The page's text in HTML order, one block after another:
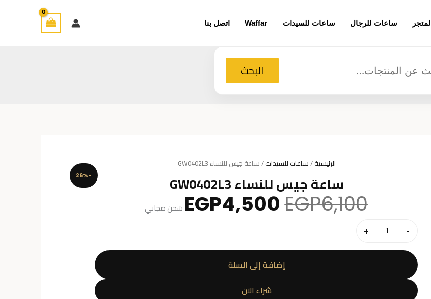
المتجر ساعات للرجال ساعات للسيدات Waffar اتصل بنا
البحث
-26%
الرئيسية/ساعات للسيدات/ ساعة جيس للنساء GW0402L3
ساعة جيس للنساء GW0402L3
EGP6,100 السعر
الأصليEGP4,500 السعر
الحالي
شحن مجاني
-
كمية
ساعة
جيس
للنساء
GW0402L3
+
إضافة إلى السلة
شراء الآن